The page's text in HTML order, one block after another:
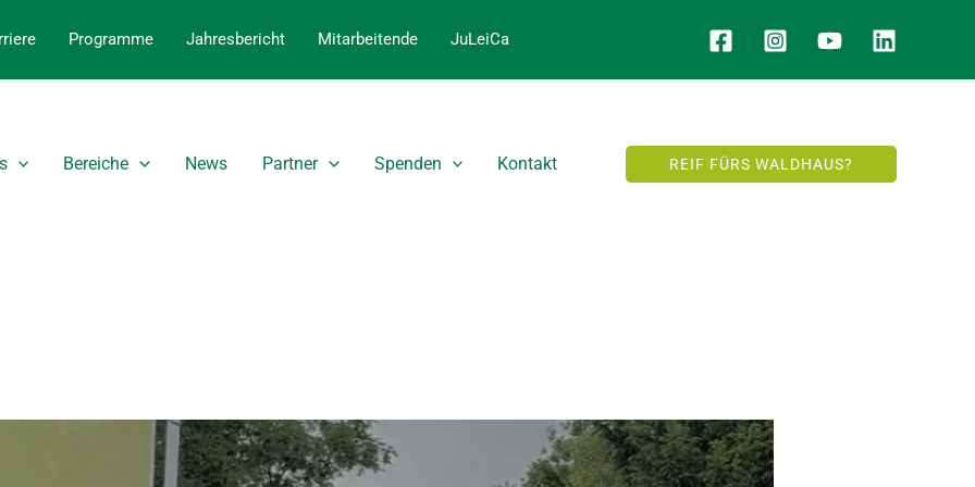
Programme Jahresbericht Mitarbeitende JuLeiCa
Bereiche News Partner Spenden Kontakt REIF FÜRS WALDHAUS?